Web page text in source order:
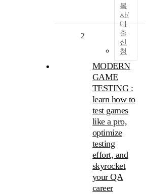
복
사/
대
출
신
청
2
MODERN
GAME
TESTING :
learn how to
test games
like a pro,
optimize
testing
effort, and
skyrocket
your QA
career